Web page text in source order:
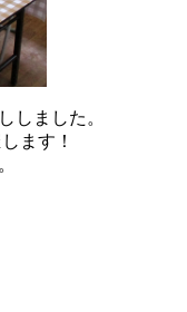
しました。
ます！